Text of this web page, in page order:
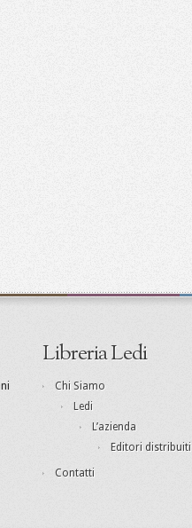
Libreria Ledi
Chi Siamo
Ledi
L’azienda
Editori distribuiti
Contatti